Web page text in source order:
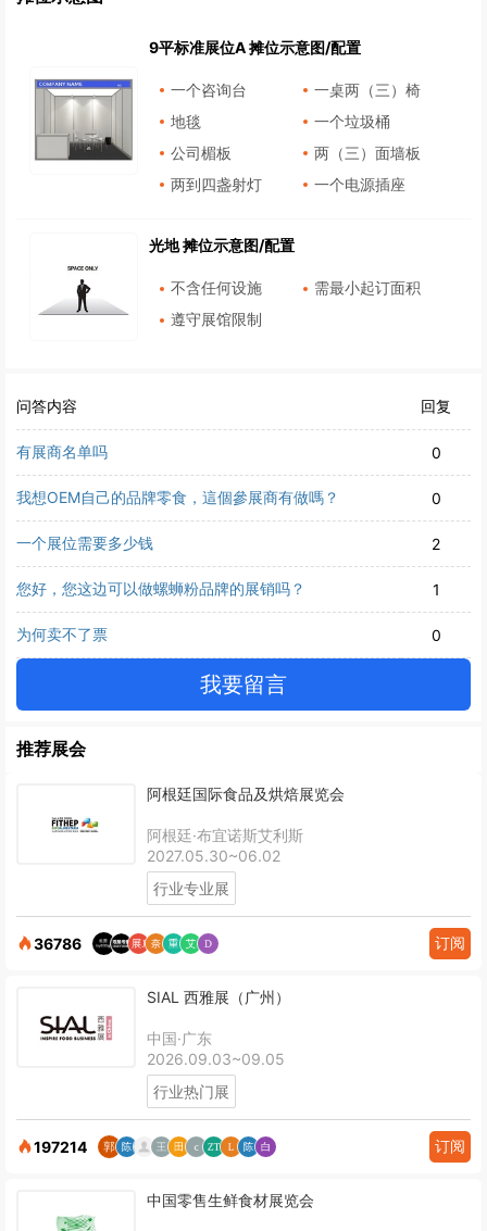
9平标准展位A 摊位示意图/配置
一个咨询台
一桌两（三）椅
地毯
一个垃圾桶
公司楣板
两（三）面墙板
两到四盏射灯
一个电源插座
光地 摊位示意图/配置
不含任何设施
需最小起订面积
遵守展馆限制
问答内容 回复
有展商名单吗 0
我想OEM自己的品牌零食，這個參展商有做嗎？ 0
一个展位需要多少钱 2
您好，您这边可以做螺蛳粉品牌的展销吗？ 1
为何卖不了票 0
我要留言
推荐展会
阿根廷国际食品及烘焙展览会
阿根廷·布宜诺斯艾利斯
2027.05.30~06.02
行业专业展
36786 订阅
SIAL 西雅展（广州）
中国·广东
2026.09.03~09.05
行业热门展
197214 订阅
中国零售生鲜食材展览会